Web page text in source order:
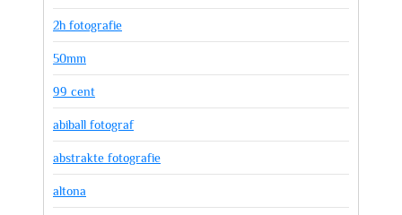
2h fotografie
50mm
99 cent
abiball fotograf
abstrakte fotografie
altona